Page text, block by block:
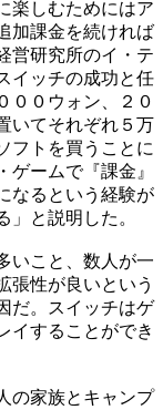
楽しむためにはア
加課金を続ければ
営研究所のイ・テ
イッチの成功と任
００ウォン、２０
いてそれぞれ５万
フトを買うことに
ームで『課金』
なるという経験が
と説明した。
いこと、数人が一
張性が良いという
だ。スイッチはゲ
イすることができ
の家族とキャンプ